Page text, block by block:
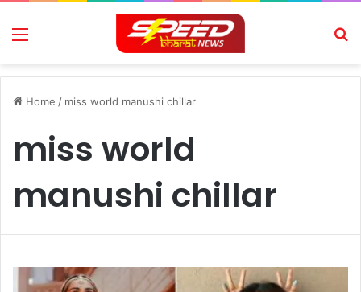
Menu
Home / miss world manushi chillar
miss world
manushi chillar